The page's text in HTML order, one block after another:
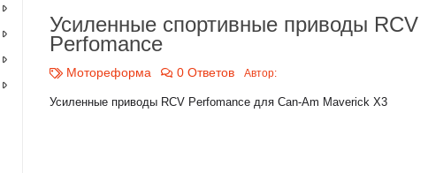
Усиленные спортивные приводы RCV
Perfomance
Мотореформа 0 Ответов Автор:
Усиленные приводы RCV Perfomance для Can-Am Maverick X3